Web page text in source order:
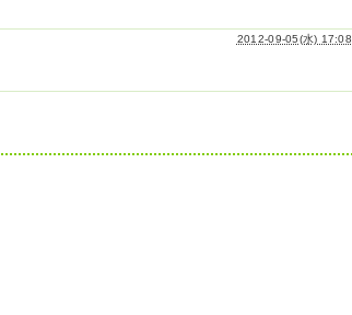
2012-09-05(水) 17:08